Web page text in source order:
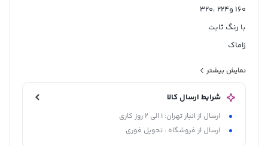
160 و224 ،320
با رنگ ثابت
زاماک
نمایش بیشتر
شرایط ارسال کالا
ارسال از انبار تهران: 1 الی 2 روز کاری
ارسال از فروشگاه : تحویل فوری